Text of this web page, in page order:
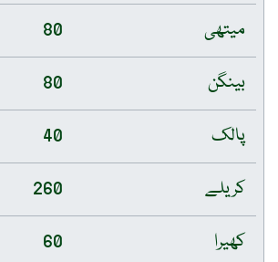
میتھی
80
بینگن
80
پالک
40
کریلے
260
کھیرا
60